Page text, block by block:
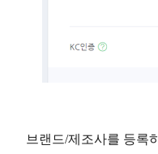
브랜드/제조사를 등록